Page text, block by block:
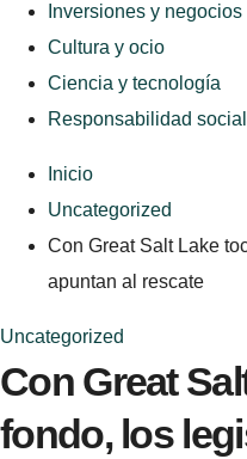
Inversiones y negocios
Cultura y ocio
Ciencia y tecnología
Responsabilidad social
Inicio
Uncategorized
Con Great Salt Lake
apuntan al rescate
Uncategorized
Con Great
fondo, los